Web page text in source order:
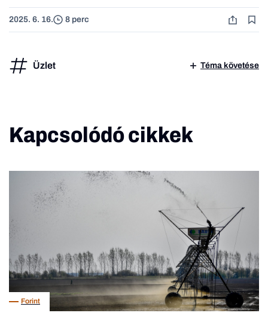
2025. 6. 16. 8 perc
Üzlet Téma követése
Kapcsolódó cikkek
Forint